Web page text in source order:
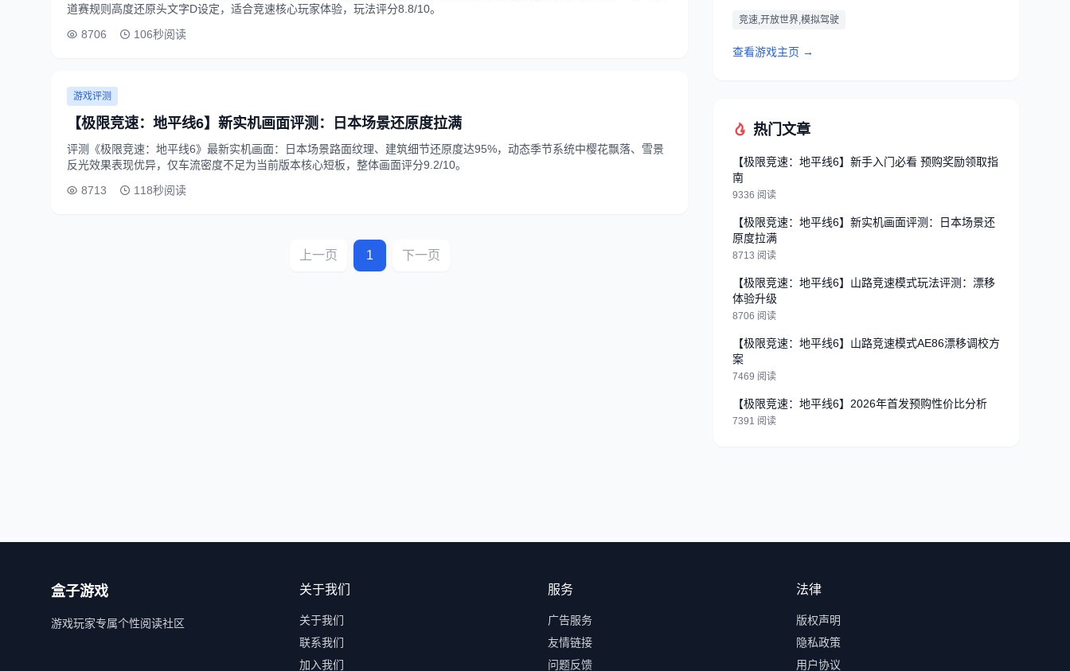
道赛规则高度还原头文字D设定，适合竞速核心玩家体验，玩法评分8.8/10。
8706
106秒阅读
游戏评测
【极限竞速：地平线6】新实机画面评测：日本场景还原度拉满
评测《极限竞速：地平线6》最新实机画面：日本场景路面纹理、建筑细节还原度达95%，动态季节系统中樱花飘落、雪景
反光效果表现优异，仅车流密度不足为当前版本核心短板，整体画面评分9.2/10。
8713
118秒阅读
上一页 1 下一页
竞速,开放世界,模拟驾驶
查看游戏主页 →
热门文章
【极限竞速：地平线6】新手入门必看 预购奖励领取指
南
9336 阅读
【极限竞速：地平线6】新实机画面评测：日本场景还
原度拉满
8713 阅读
【极限竞速：地平线6】山路竞速模式玩法评测：漂移
体验升级
8706 阅读
【极限竞速：地平线6】山路竞速模式AE86漂移调校方
案
7469 阅读
【极限竞速：地平线6】2026年首发预购性价比分析
7391 阅读
盒子游戏
游戏玩家专属个性阅读社区
关于我们
关于我们
联系我们
加入我们
服务
广告服务
友情链接
问题反馈
法律
版权声明
隐私政策
用户协议